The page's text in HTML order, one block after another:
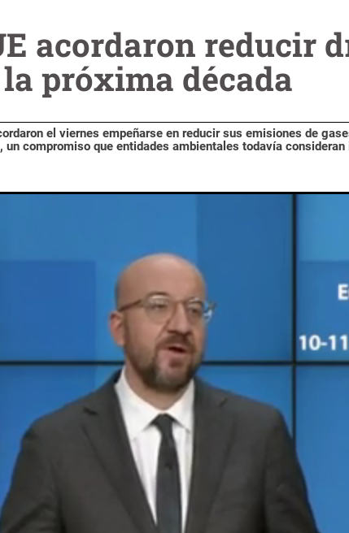
acordaron reducir
próxima década
el viernes empeñarse en reducir sus emisiones de
un compromiso que entidades ambientales todavía